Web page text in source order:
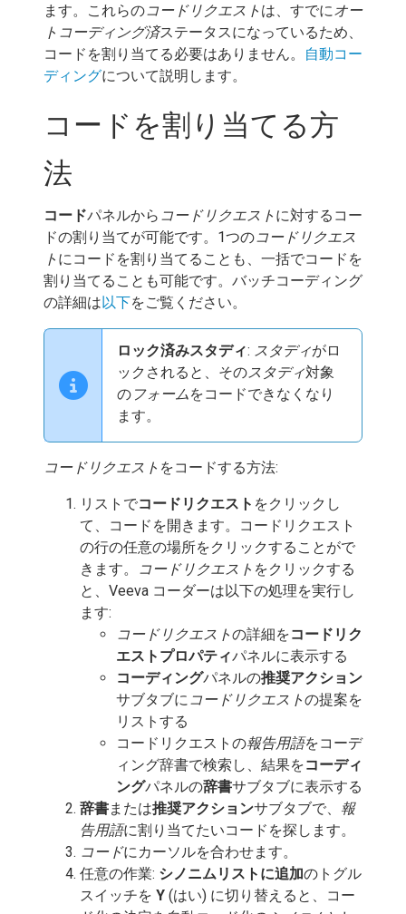
ます。これらのコードリクエスト は、すでにオー
トコーディング済ステータスになっているため、
コードを割り当てる必要はありません。
自動コー
ディングについて説明します。
コードを割り当てる方
法
コードパネルから コードリクエスト に対するコー
ドの割り当てが可能です。1つのコードリクエス
ト にコードを割り当てることも、一括でコードを
割り当てることも可能です。バッチコーディング
の詳細は以下をご覧ください。
ロック済みスタディ: スタディがロ
ックされると、そのスタディ対象
の フォームをコードできなくなり
ます。
コードリクエスト をコードする方法:
リストでコードリクエスト をクリックし
て、コードを開きます。コードリクエスト
の行の任意の場所をクリックすることがで
きます。
コードリクエスト をクリックする
と、Veeva コーダーは以下の処理を実行し
ます:
コードリクエストの詳細をコードリク
エストプロパティパネルに表示する
コーディングパネルの推奨アクション
サブタブにコードリクエストの提案を
リストする
コードリクエストの報告用語をコーデ
ィング辞書で検索し、結果をコーディ
ングパネルの辞書サブタブに表示する
辞書または推奨アクションサブタブで、 報
告用語に割り当てたいコードを探します。
コードにカーソルを合わせます。
任意の作業: シノニムリストに追加のトグル
スイッチを Y (はい) に切り替えると、コー